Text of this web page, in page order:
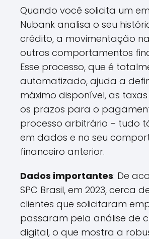
Quando você solicita um
Nubank analisa o seu
crédito, a movimentação
outros comportamentos
Esse processo, que é
automatizado, ajuda a
máximo disponível, as
os prazos para o
processo arbitrário – tudo
em dados e no seu
financeiro anterior.
Dados importantes: De
SPC Brasil, em 2023, cerca
clientes que solicitaram
passaram pela análise de
digital, o que mostra a